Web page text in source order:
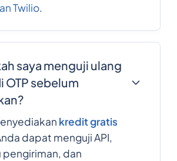
Twilio.
saya menguji ulang
OTP sebelum
kredit gratis
dapat menguji API,
dan